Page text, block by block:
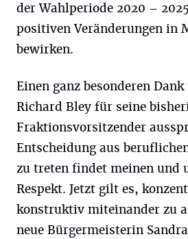
der Wahlperiode 2020 –
positiven Veränderungen in
bewirken.
Einen ganz besonderen
Richard Bley für seine
Fraktionsvorsitzender
Entscheidung aus
zu treten findet meinen und
Respekt. Jetzt gilt es,
konstruktiv miteinander zu
neue Bürgermeisterin